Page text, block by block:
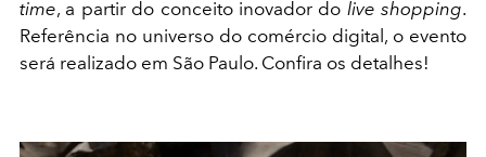
time, a partir do conceito inovador do live shopping.
Referência no universo do comércio digital, o evento
será realizado em São Paulo. Confira os detalhes!